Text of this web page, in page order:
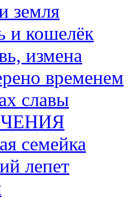
земля
и кошелёк
измена
временем
славы
семейка
лепет